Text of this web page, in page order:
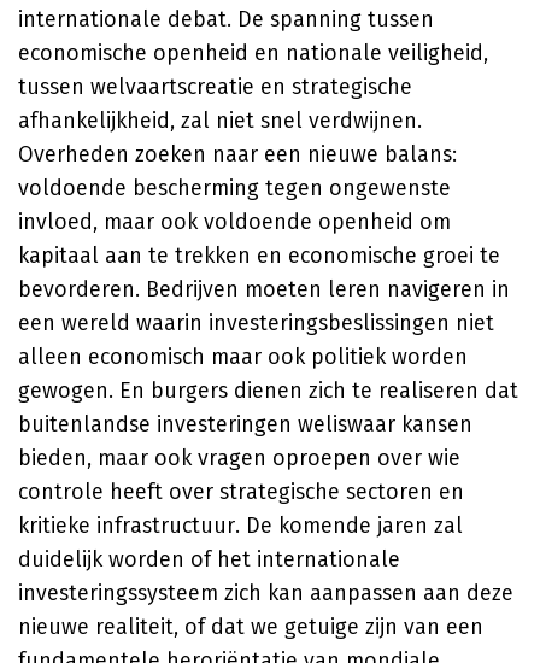
internationale debat. De spanning tussen
economische openheid en nationale veiligheid,
tussen welvaartscreatie en strategische
afhankelijkheid, zal niet snel verdwijnen.
Overheden zoeken naar een nieuwe balans:
voldoende bescherming tegen ongewenste
invloed, maar ook voldoende openheid om
kapitaal aan te trekken en economische groei te
bevorderen. Bedrijven moeten leren navigeren in
een wereld waarin investeringsbeslissingen niet
alleen economisch maar ook politiek worden
gewogen. En burgers dienen zich te realiseren dat
buitenlandse investeringen weliswaar kansen
bieden, maar ook vragen oproepen over wie
controle heeft over strategische sectoren en
kritieke infrastructuur. De komende jaren zal
duidelijk worden of het internationale
investeringssysteem zich kan aanpassen aan deze
nieuwe realiteit, of dat we getuige zijn van een